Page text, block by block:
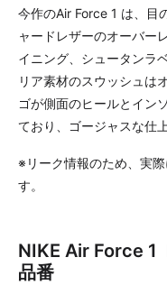
今作のAir Force 1 は、目
ャードレザーのオーバー
イニング、シュータンラ
リア素材のスウッシュは
ゴが側面のヒールとイン
ており、ゴージャスな仕
※リーク情報のため、実
す。
NIKE Air Force 1
品番